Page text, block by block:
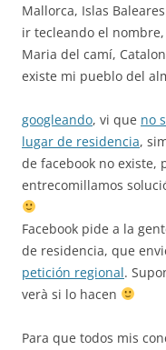
Mallorca, Islas
ir tecleando el
Maria del camí,
existe mi pueblo del
googleando, vi que no
lugar de residencia,
de facebook no existe,
entrecomillamos
Facebook pide a la
de residencia, que
petición regional.
verà si lo hacen
Para que todos mis